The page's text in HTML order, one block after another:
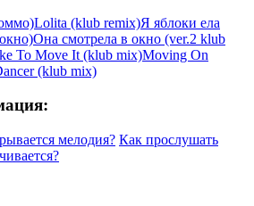
Lolita (klub remix)Я яблоки ела
Она смотрела в окно (ver.2 klub
To Move It (klub mix)Moving On
(klub mix)
мелодия? Как прослушать